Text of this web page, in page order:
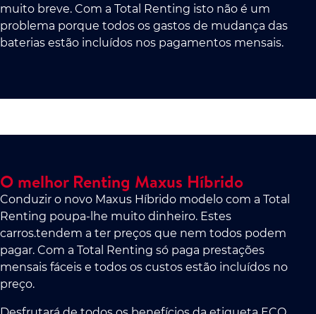
muito breve. Com a Total Renting isto não é um
problema porque todos os gastos de mudança das
baterias estão incluídos nos pagamentos mensais.
O melhor Renting Maxus Híbrido
Conduzir o novo Maxus Híbrido modelo com a Total
Renting poupa-lhe muito dinheiro. Estes
carros.tendem a ter preços que nem todos podem
pagar. Com a Total Renting só paga prestações
mensais fáceis e todos os custos estão incluídos no
preço.